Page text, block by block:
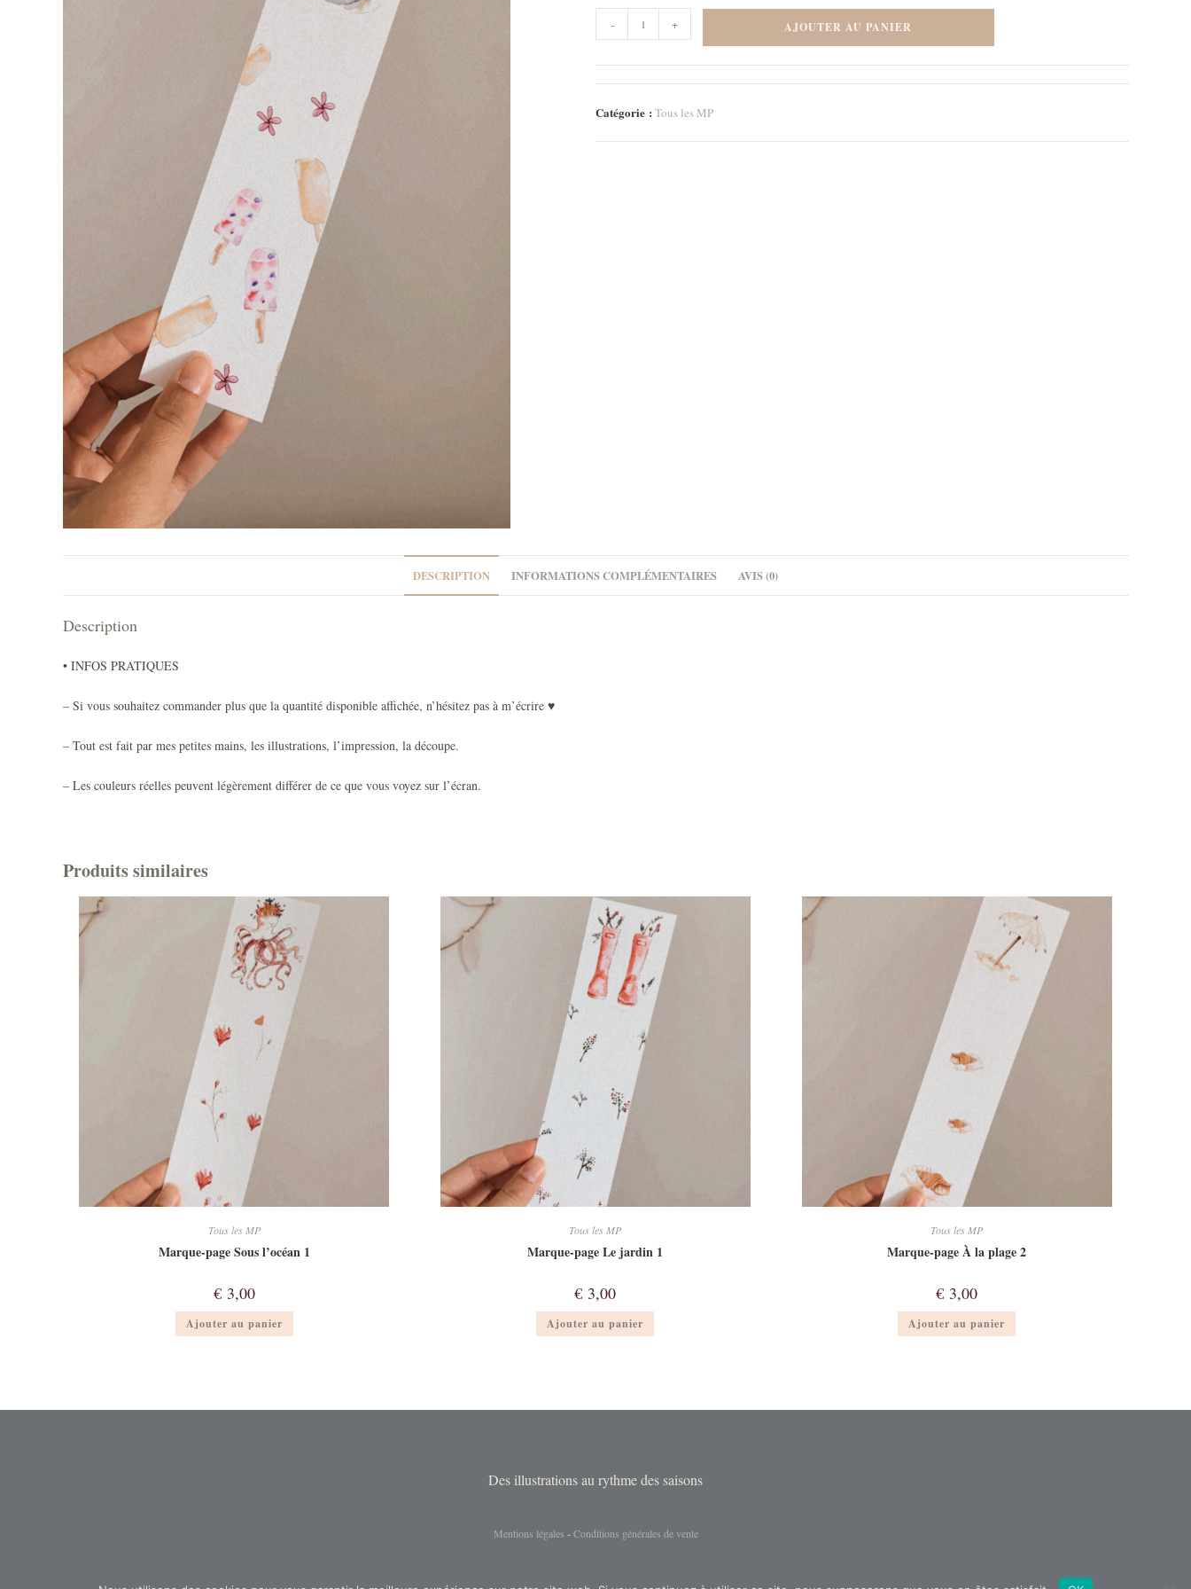
de
Marque-
page
Ice
- + AJOUTER AU PANIER
Catégorie : Tous les MP
DESCRIPTION INFORMATIONS COMPLÉMENTAIRES AVIS (0)
Description
• INFOS PRATIQUES
– Si vous souhaitez commander plus que la quantité disponible affichée, n’hésitez pas à m’écrire ♥
– Tout est fait par mes petites mains, les illustrations, l’impression, la découpe.
– Les couleurs réelles peuvent légèrement différer de ce que vous voyez sur l’écran.
Produits similaires
Tous les MP
Marque-page Sous l’océan 1
€3,00
Ajouter au panier
Tous les MP
Marque-page Le jardin 1
€ 3,00
Ajouter au panier
Tous les MP
Marque-page À la plage 2
€ 3,00
Ajouter au panier
Des illustrations au rythme des saisons
Mentions légales -Conditions générales de vente